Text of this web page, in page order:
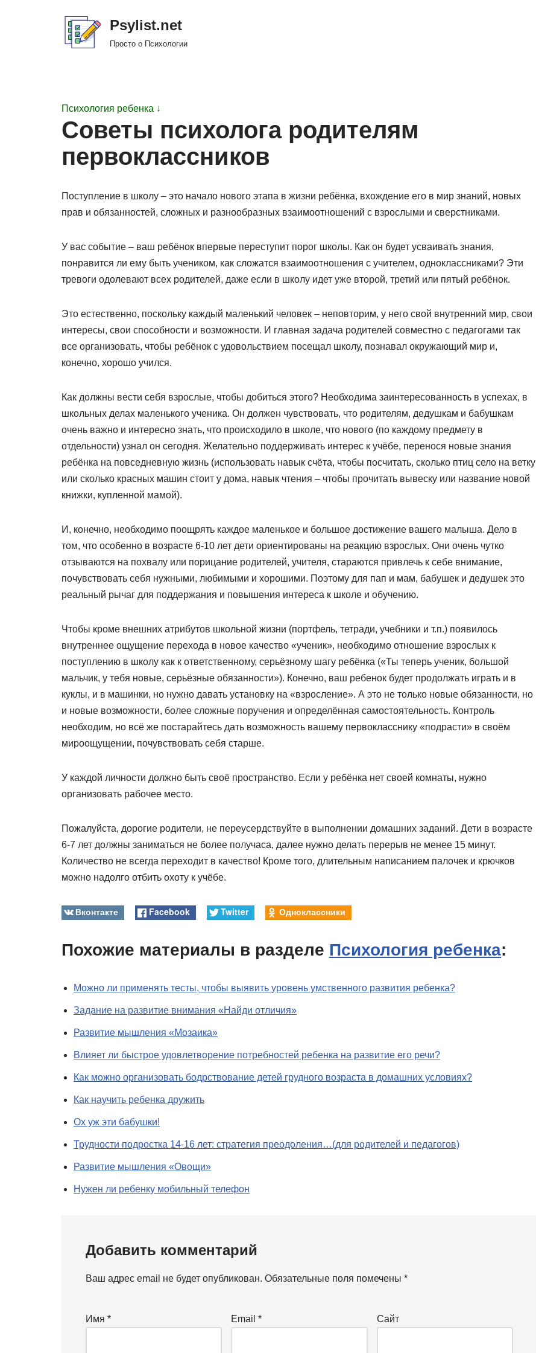
Psylist.net
Просто о Психологии
Психология ребенка ↓
Советы психолога родителям
первоклассников
Поступление в школу – это начало нового этапа в жизни ребёнка, вхождение его в мир знаний, новых
прав и обязанностей, сложных и разнообразных взаимоотношений с взрослыми и сверстниками.
У вас событие – ваш ребёнок впервые переступит порог школы. Как он будет усваивать знания,
понравится ли ему быть учеником, как сложатся взаимоотношения с учителем, одноклассниками? Эти
тревоги одолевают всех родителей, даже если в школу идет уже второй, третий или пятый ребёнок.
Это естественно, поскольку каждый маленький человек – неповторим, у него свой внутренний мир, свои
интересы, свои способности и возможности. И главная задача родителей совместно с педагогами так
все организовать, чтобы ребёнок с удовольствием посещал школу, познавал окружающий мир и,
конечно, хорошо учился.
Как должны вести себя взрослые, чтобы добиться этого? Необходима заинтересованность в успехах, в
школьных делах маленького ученика. Он должен чувствовать, что родителям, дедушкам и бабушкам
очень важно и интересно знать, что происходило в школе, что нового (по каждому предмету в
отдельности) узнал он сегодня. Желательно поддерживать интерес к учёбе, перенося новые знания
ребёнка на повседневную жизнь (использовать навык счёта, чтобы посчитать, сколько птиц село на ветку
или сколько красных машин стоит у дома, навык чтения – чтобы прочитать вывеску или название новой
книжки, купленной мамой).
И, конечно, необходимо поощрять каждое маленькое и большое достижение вашего малыша. Дело в
том, что особенно в возрасте 6-10 лет дети ориентированы на реакцию взрослых. Они очень чутко
отзываются на похвалу или порицание родителей, учителя, стараются привлечь к себе внимание,
почувствовать себя нужными, любимыми и хорошими. Поэтому для пап и мам, бабушек и дедушек это
реальный рычаг для поддержания и повышения интереса к школе и обучению.
Чтобы кроме внешних атрибутов школьной жизни (портфель, тетради, учебники и т.п.) появилось
внутреннее ощущение перехода в новое качество «ученик», необходимо отношение взрослых к
поступлению в школу как к ответственному, серьёзному шагу ребёнка («Ты теперь ученик, большой
мальчик, у тебя новые, серьёзные обязанности»). Конечно, ваш ребенок будет продолжать играть и в
куклы, и в машинки, но нужно давать установку на «взросление». А это не только новые обязанности, но
и новые возможности, более сложные поручения и определённая самостоятельность. Контроль
необходим, но всё же постарайтесь дать возможность вашему первокласснику «подрасти» в своём
мироощущении, почувствовать себя старше.
У каждой личности должно быть своё пространство. Если у ребёнка нет своей комнаты, нужно
организовать рабочее место.
Пожалуйста, дорогие родители, не переусердствуйте в выполнении домашних заданий. Дети в возрасте
6-7 лет должны заниматься не более получаса, далее нужно делать перерыв не менее 15 минут.
Количество не всегда переходит в качество! Кроме того, длительным написанием палочек и крючков
можно надолго отбить охоту к учёбе.
Вконтакте Facebook Twitter Одноклассники
Похожие материалы в разделе Психология ребенка:
Можно ли применять тесты, чтобы выявить уровень умственного развития ребенка?
Задание на развитие внимания «Найди отличия»
Развитие мышления «Мозаика»
Влияет ли быстрое удовлетворение потребностей ребенка на развитие его речи?
Как можно организовать бодрствование детей грудного возраста в домашних условиях?
Как научить ребенка дружить
Ох уж эти бабушки!
Трудности подростка 14-16 лет: стратегия преодоления…(для родителей и педагогов)
Развитие мышления «Овощи»
Нужен ли ребенку мобильный телефон
Добавить комментарий
Ваш адрес email не будет опубликован. Обязательные поля помечены *
Имя * Email* Сайт